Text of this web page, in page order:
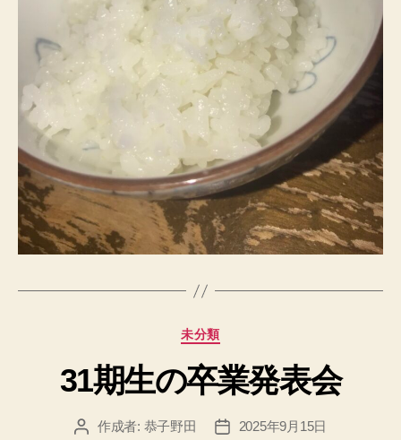
カ
ゴ
リ
未分類
31期生の卒業発表会
投 作成者: 恭子野田
投
2025年9月15日